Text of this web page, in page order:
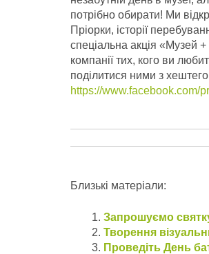
потрібно обирати! Ми
Пріорки, історії
спеціальна акція «Музей
компанії тих, кого ви
поділитися ними з
https://www.facebook.com/
Близькі матеріали:
Запрошуємо
Творення
Проведіть День